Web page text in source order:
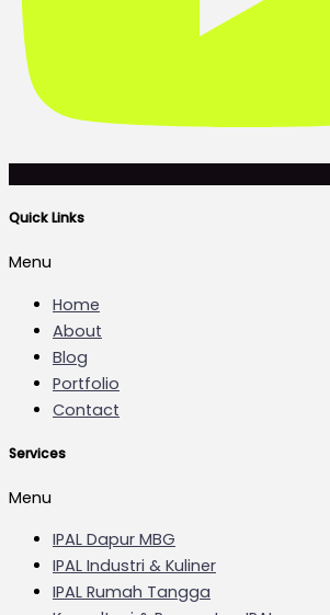
Quick Links
Menu
Home
About
Blog
Portfolio
Contact
Services
Menu
IPAL Dapur MBG
IPAL Industri & Kuliner
IPAL Rumah Tangga